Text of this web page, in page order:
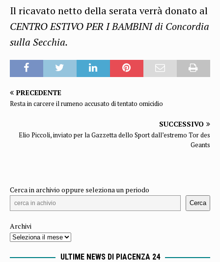
Il ricavato netto della serata verrà donato al
CENTRO ESTIVO PER I BAMBINI di Concordia
sulla Secchia.
PRECEDENTE
Resta in carcere il rumeno accusato di tentato omicidio
SUCCESSIVO
Elio Piccoli, inviato per la Gazzetta dello Sport dall’estremo Tor des
Geants
Cerca in archivio oppure seleziona un periodo
Cerca
Archivi
ULTIME NEWS DI PIACENZA 24